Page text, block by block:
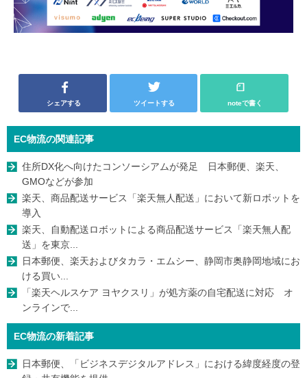
シェアする ツイートする noteで書く
EC物流の関連記事
住所DX化へ向けたコンソーシアムが発足 日本郵便、楽天、
GMOなどが参加
楽天、商品配送サービス「楽天無人配送」において新ロボットを
導入
楽天、自動配送ロボットによる商品配送サービス「楽天無人配
送」を東京...
日本郵便、楽天およびタカラ・エムシー、静岡市奥静岡地域にお
ける買い...
「楽天ヘルスケア ヨヤクスリ」が処方薬の自宅配送に対応 オ
ンラインで...
EC物流の新着記事
日本郵便、「ビジネスデジタルアドレス」における緯度経度の登